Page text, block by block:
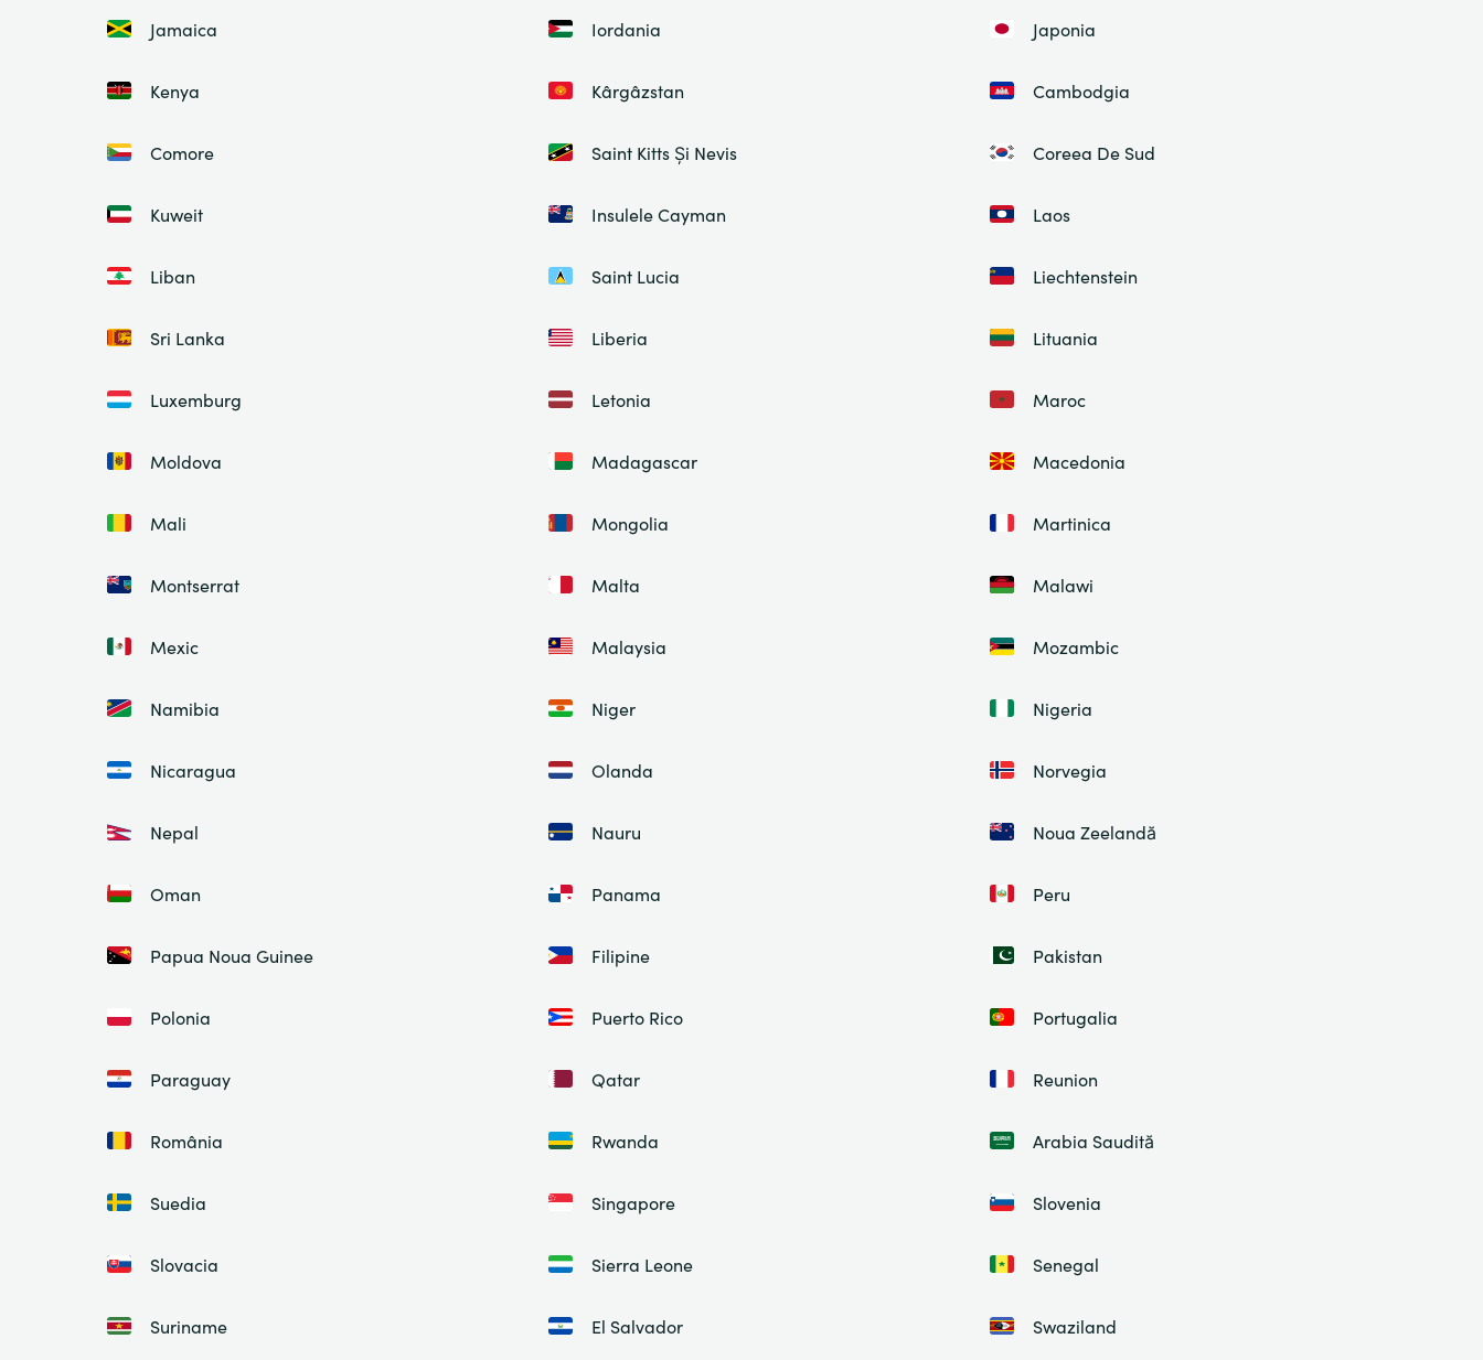
Jamaica Iordania Japonia
Kenya Kârgâzstan Cambodgia
Comore Saint Kitts Și Nevis Coreea De Sud
Kuweit Insulele Cayman Laos
Liban Saint Lucia Liechtenstein
Sri Lanka Liberia Lituania
Luxemburg Letonia Maroc
Moldova Madagascar Macedonia
Mali Mongolia Martinica
Montserrat Malta Malawi
Mexic Malaysia Mozambic
Namibia Niger Nigeria
Nicaragua Olanda Norvegia
Nepal Nauru Noua Zeelandă
Oman Panama Peru
Papua Noua Guinee Filipine Pakistan
Polonia Puerto Rico Portugalia
Paraguay Qatar Reunion
România Rwanda Arabia Saudită
Suedia Singapore Slovenia
Slovacia Sierra Leone Senegal
Suriname El Salvador Swaziland